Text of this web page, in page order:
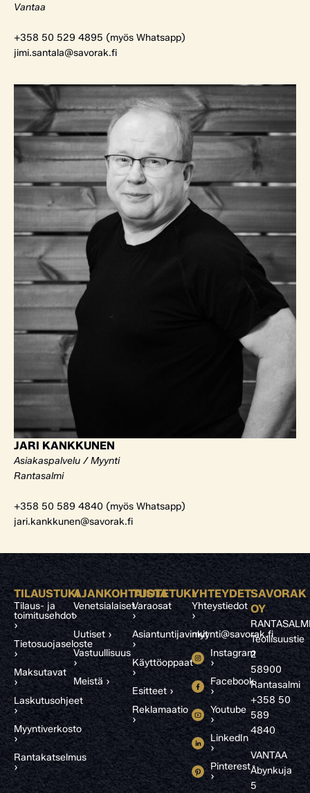
Vantaa
+358 50 529 4895 (myös Whatsapp)
jimi.santala@savorak.fi
JARI KANKKUNEN
Asiakaspalvelu / Myynti
Rantasalmi
+358 50 589 4840 (myös Whatsapp)
jari.kankkunen@savorak.fi
TILAUSTUKI
Tilaus- ja
toimitusehdot
›
Tietosuojaseloste
›
Maksutavat
›
Laskutusohjeet
›
Myyntiverkosto
›
Rantakatselmus
›
AJANKOHTAISTA
Venetsialaiset
›
Uutiset ›
Vastuullisuus
›
Meistä ›
TUOTETUKI
Varaosat
›
Asiantuntijavinkit
›
Käyttöoppaat
›
Esitteet ›
Reklamaatio
›
YHTEYDET
Yhteystiedot
›
myynti@savorak.fi
Instagram
›
Facebook
›
Youtube
›
LinkedIn
›
Pinterest
›
SAVORAK
OY
Teollisuustie
2
58900
Rantasalmi
+358 50
589
4840
VANTAA
Åbynkuja
5